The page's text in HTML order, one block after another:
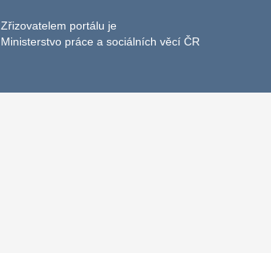
Zřizovatelem portálu je
Ministerstvo práce a sociálních věcí ČR